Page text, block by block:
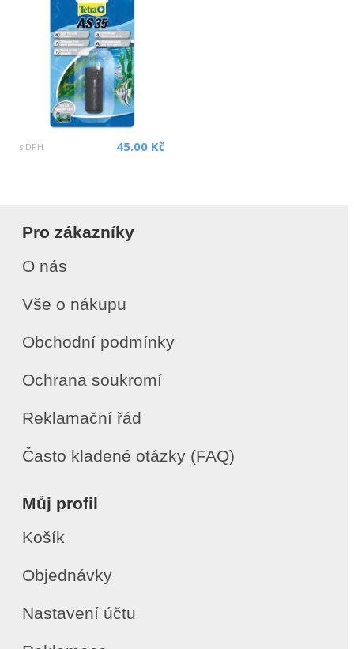
s DPH 45.00 Kč
Pro zákazníky
O nás
Vše o nákupu
Obchodní podmínky
Ochrana soukromí
Reklamační řád
Často kladené otázky (FAQ)
Můj profil
Košík
Objednávky
Nastavení účtu